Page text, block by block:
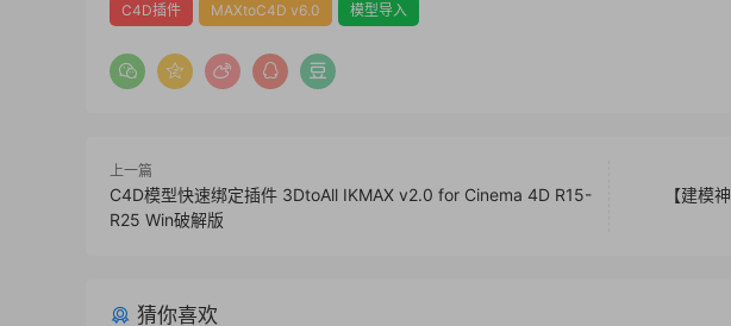
C4D插件 MAXtoC4D v6.0 模型导入
上一篇
C4D模型快速绑定插件 3DtoAll IKMAX v2.0 for Cinema 4D R15-
R25 Win破解版
【建模
猜你喜欢